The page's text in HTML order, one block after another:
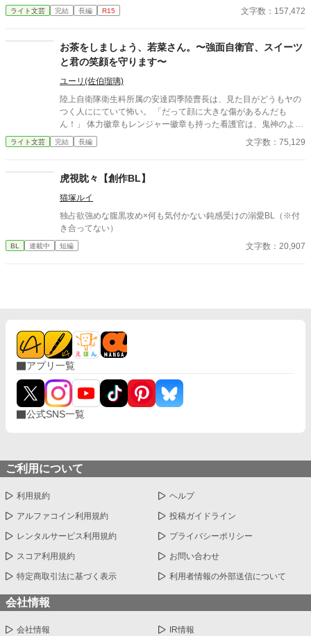
んの部下として登場した飛行教導群のパイロット、但馬一尉のお
話です。 ※小説家になろう、カクヨムでも公開中※
ライト文芸 完結 長編 R15 文字数：157,472
お茶をしましょう、若菜さん。〜強面自衛官、スイーツ
と君の笑顔を守ります〜
ユーリ(佐伯瑠璃)
陸上自衛隊衛生科所属の安達四季陸曹長は、見た目がどうもヤの
つく人ににていて怖い。 「だって顔に大きな傷があるんだも
ん！」 体力徽章もレンジャー徽章も持った看護官は、鬼神のよう
に荒野を走る。 実は怖いのは顔だけで、本当はとても優しくて怒
鳴ったりイライラしたりしない自衛官。 寺の住職になった方が良
慕われ頼りにされている。 スイーツ大好き、奥さん大好きな安達
す。 ※カクヨム、小説家になろうにも公開しています。
ライト文芸 完結 長編 文字数：75,129
虎視眈々【創作BL】
猫塚ルイ
独占欲強めな腹黒攻め×何も気付かない鈍感受けの溺愛BL（※付
き合ってない）
BL 連載中 短編 文字数：20,907
アプリ一覧
公式SNS一覧
ご利用について
利用規約 ヘルプ
アルファコイン利用規約 投稿ガイドライン
レンタルサービス利用規約 プライバシーポリシー
スコア利用規約 お問い合わせ
特定商取引法に基づく表示 利用者情報の外部送信について
会社情報
会社情報 IR情報